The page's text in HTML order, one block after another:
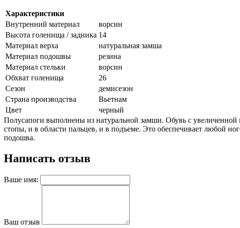
Характеристики
Внутренний материал
ворсин
Высота голенища / задника 14
Материал верха
натуральная замша
Материал подошвы
резина
Материал стельки
ворсин
Обхват голенища
26
Сезон
демисезон
Страна производства
Вьетнам
Цвет
черный
Полусапоги выполнены из натуральной замши. Обувь c
стопы, и в области пальцев, и в подъеме. Это обеспечивает любой
подошва.
Написать отзыв
Ваше имя:
Ваш отзыв